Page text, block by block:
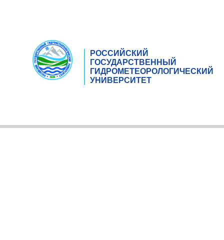
РОССИЙСКИЙ
ГОСУДАРСТВЕННЫЙ
ГИДРОМЕТЕОРОЛОГИЧЕСКИЙ
УНИВЕРСИТЕТ